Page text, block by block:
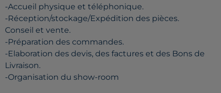
-Accueil physique et téléphonique.
-Réception/stockage/Expédition des pièces.
Conseil et vente.
-Préparation des commandes.
-Elaboration des devis, des factures et des Bons de
Livraison.
-Organisation du show-room